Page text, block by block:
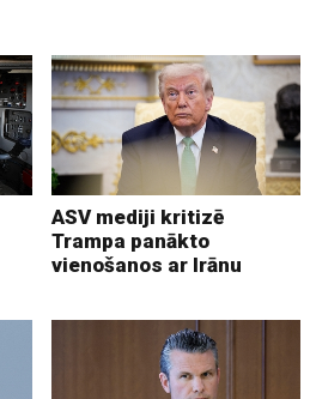
ASV mediji kritizē
Trampa panākto
vienošanos ar Irānu